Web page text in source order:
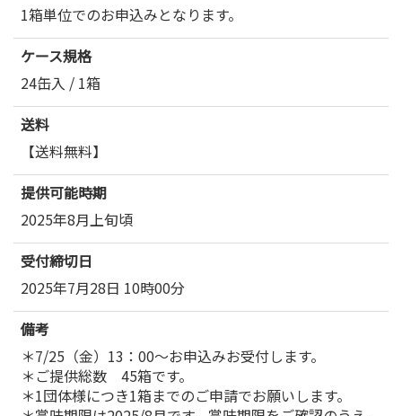
1箱単位でのお申込みとなります。
ケース規格
24缶入 / 1箱
送料
【送料無料】
提供可能時期
2025年8月上旬頃
受付締切日
2025年7月28日 10時00分
備考
＊7/25（金）13：00～お申込みお受付します。
＊ご提供総数 45箱です。
＊1団体様につき1箱までのご申請でお願いします。